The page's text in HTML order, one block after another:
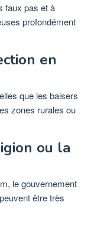
faux pas et à
profondément
en
que les baisers
zones rurales ou
ou la
le gouvernement
être très